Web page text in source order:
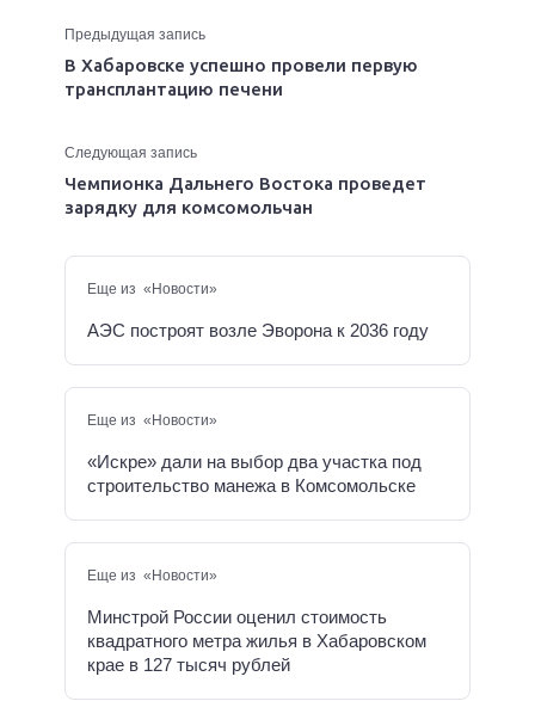
Предыдущая запись
В Хабаровске успешно провели первую
трансплантацию печени
Следующая запись
Чемпионка Дальнего Востока проведет
зарядку для комсомольчан
Еще из «Новости»
АЭС построят возле Эворона к 2036 году
Еще из «Новости»
«Искре» дали на выбор два участка под
строительство манежа в Комсомольске
Еще из «Новости»
Минстрой России оценил стоимость
квадратного метра жилья в Хабаровском
крае в 127 тысяч рублей